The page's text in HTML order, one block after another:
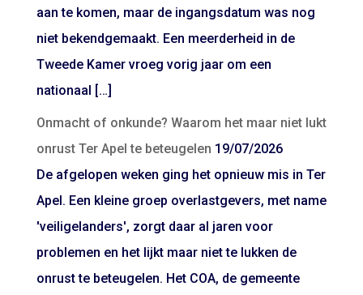
aan te komen, maar de ingangsdatum was nog
niet bekendgemaakt. Een meerderheid in de
Tweede Kamer vroeg vorig jaar om een
nationaal […]
Onmacht of onkunde? Waarom het maar niet lukt
onrust Ter Apel te beteugelen 19/07/2026
De afgelopen weken ging het opnieuw mis in Ter
Apel. Een kleine groep overlastgevers, met name
'veiligelanders', zorgt daar al jaren voor
problemen en het lijkt maar niet te lukken de
onrust te beteugelen. Het COA, de gemeente